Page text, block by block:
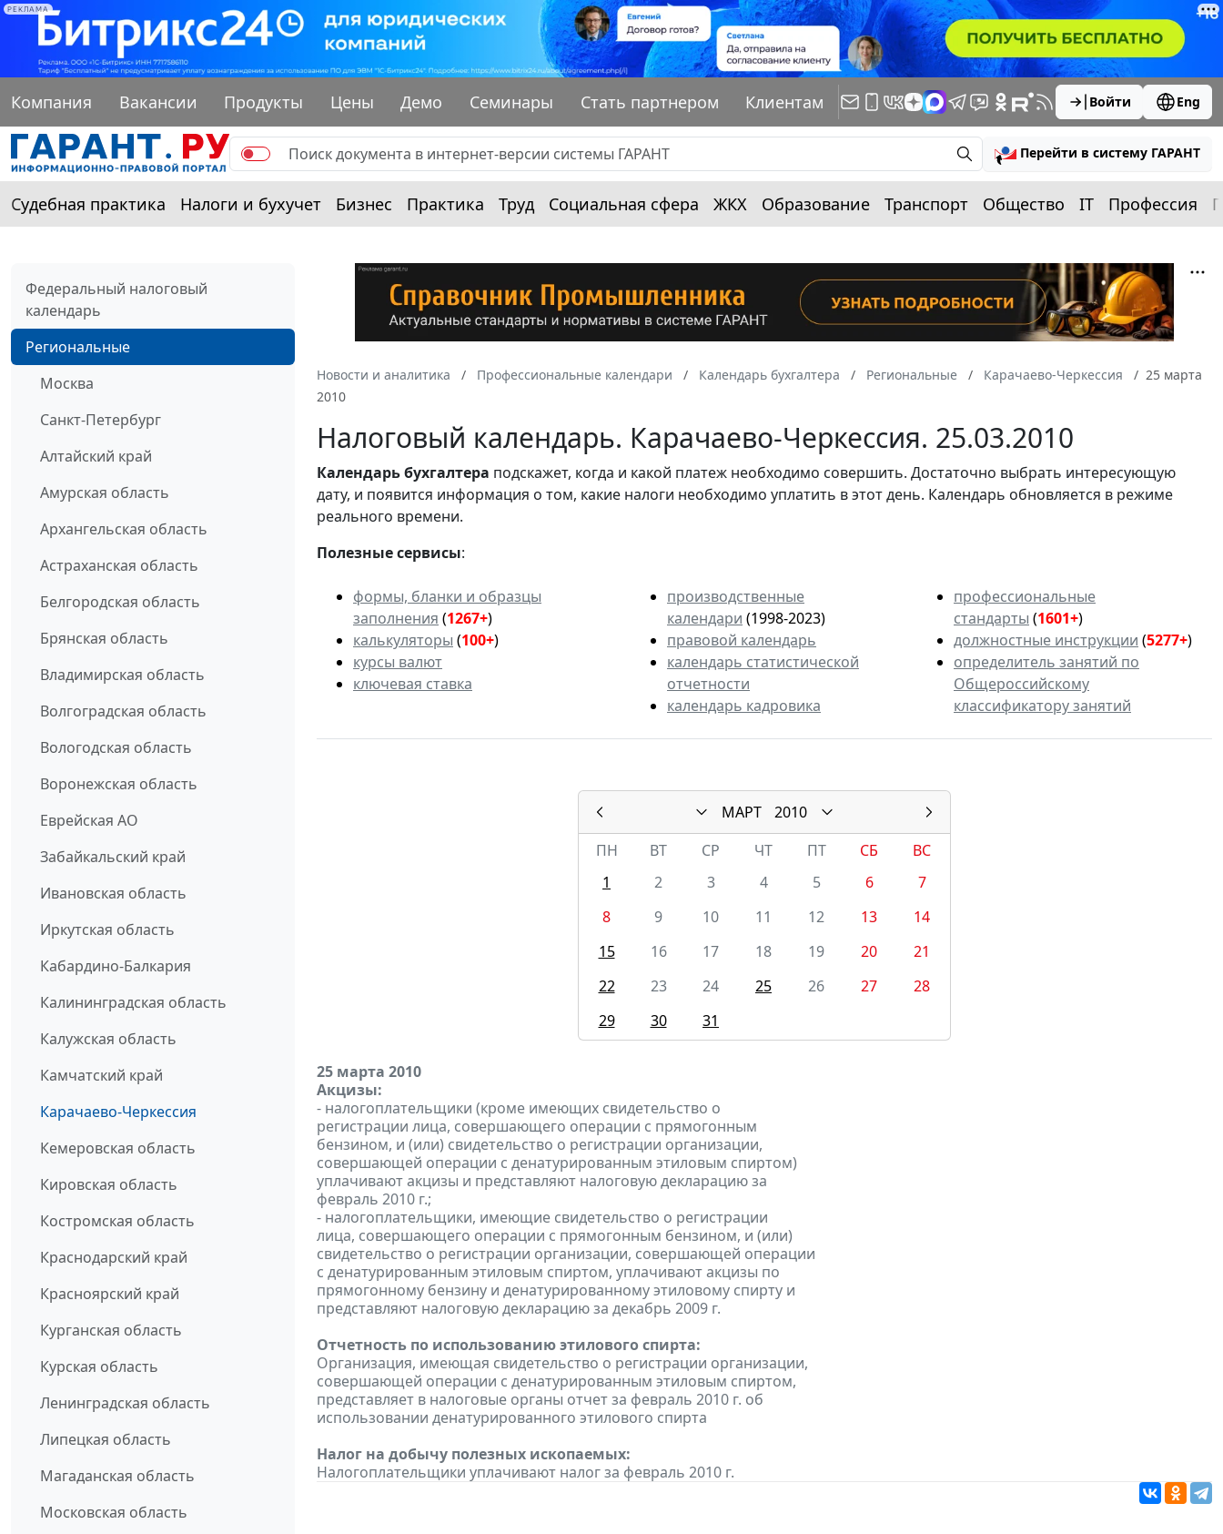
РЕКЛАМА
Компания Вакансии Продукты Цены Демо Семинары Стать партнером Клиентам Войти Eng
Перейти в систему ГАРАНТ
Судебная практика Налоги и бухучет Бизнес Практика Труд Социальная сфера ЖКХ Образование Транспорт Общество IT Профессия
Федеральный налоговый
календарь
Региональные
Москва
Санкт-Петербург
Алтайский край
Амурская область
Архангельская область
Астраханская область
Белгородская область
Брянская область
Владимирская область
Волгоградская область
Вологодская область
Воронежская область
Еврейская АО
Забайкальский край
Ивановская область
Иркутская область
Кабардино-Балкария
Калининградская область
Калужская область
Камчатский край
Карачаево-Черкессия
Кемеровская область
Кировская область
Костромская область
Краснодарский край
Красноярский край
Курганская область
Курская область
Ленинградская область
Липецкая область
Магаданская область
Московская область
Новости и аналитика Профессиональные календари Календарь бухгалтера Региональные Карачаево-Черкессия
25 марта
2010
Налоговый календарь. Карачаево-Черкессия. 25.03.2010
Календарьбухгалтера подскажет, когда и какой платеж необходимо совершить. Достаточно выбрать интересующую
дату, и появится информация о том, какие налоги необходимо уплатить в этот день. Календарь обновляется в режиме
реального времени.
Полезные сервисы:
формы, бланки и образцы
заполнения (1267+)
калькуляторы (100+)
курсы валют
ключевая ставка
производственные
календари (1998-2023)
правовой календарь
календарь статистической
отчетности
календарь кадровика
профессиональные
стандарты (1601+)
должностные инструкции (5277+)
определитель занятий по
Общероссийскому
классификатору занятий
МАРТ
2010
ПН
ВТ СР ЧТ ПТ СБ
ВС
1
2 3 4 5 6
7
8
9 10 11 12 13
14
15
16 17 18 19 20
21
22
23 24 25 26 27
28
29
30 31
25 марта 2010
Акцизы:
- налогоплательщики (кроме имеющих свидетельство о
регистрации лица, совершающего операции с прямогонным
бензином, и (или) свидетельство о регистрации организации,
совершающей операции с денатурированным этиловым спиртом)
уплачивают акцизы и представляют налоговую декларацию за
февраль 2010 г.;
- налогоплательщики, имеющие свидетельство о регистрации
лица, совершающего операции с прямогонным бензином, и (или)
свидетельство о регистрации организации, совершающей операции
с денатурированным этиловым спиртом, уплачивают акцизы по
прямогонному бензину и денатурированному этиловому спирту и
представляют налоговую декларацию за декабрь 2009 г.
Отчетность по использованию этилового спирта:
Организация, имеющая свидетельство о регистрации организации,
совершающей операции с денатурированным этиловым спиртом,
представляет в налоговые органы отчет за февраль 2010 г. об
использовании денатурированного этилового спирта
Налог на добычу полезных ископаемых:
Налогоплательщики уплачивают налог за февраль 2010 г.